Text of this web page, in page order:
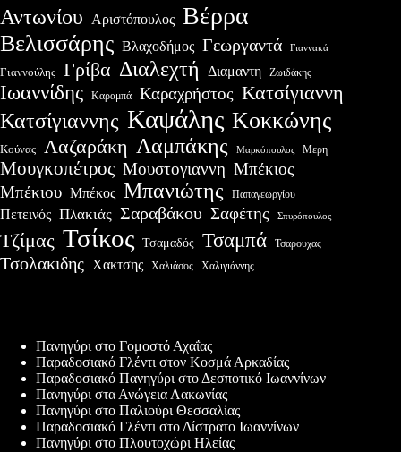
Αντωνίου Αριστόπουλος Βέρρα
Βελισσάρης Βλαχοδήμος Γεωργαντά Γιαννακά
Γιαννούλης Γρίβα Διαλεχτή Διαμαντη Ζωιδάκης
Ιωαννίδης Καραμπά Καραχρήστος Κατσίγιαννη
Κατσίγιαννης Καψάλης Κοκκώνης
Κούνας Λαζαράκη Λαμπάκης Μαρκόπουλος Μερη
Μουγκοπέτρος Μουστογιαννη Μπέκιος
Μπέκιου Μπέκος Μπανιώτης Παπαγεωργίου
Πετεινός Πλακιάς Σαραβάκου Σαφέτης Σπυρόπουλος
Τζίμας Τσίκος Τσαμαδός Τσαμπά Τσαρουχας
Τσολακιδης Χακτσης Χαλιάσος Χαλιγιάννης
Πανηγύρι στο Γομοστό Αχαΐας
Παραδοσιακό Γλέντι στον Κοσμά Αρκαδίας
Παραδοσιακό Πανηγύρι στο Δεσποτικό Ιωαννίνων
Πανηγύρι στα Ανώγεια Λακωνίας
Πανηγύρι στο Παλιούρι Θεσσαλίας
Παραδοσιακό Γλέντι στο Δίστρατο Ιωαννίνων
Πανηγύρι στο Πλουτοχώρι Ηλείας